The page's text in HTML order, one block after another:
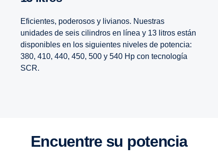
Eficientes, poderosos y livianos. Nuestras
unidades de seis cilindros en línea y 13 litros están
disponibles en los siguientes niveles de potencia:
380, 410, 440, 450, 500 y 540 Hp con tecnología
SCR.
Encuentre su potencia